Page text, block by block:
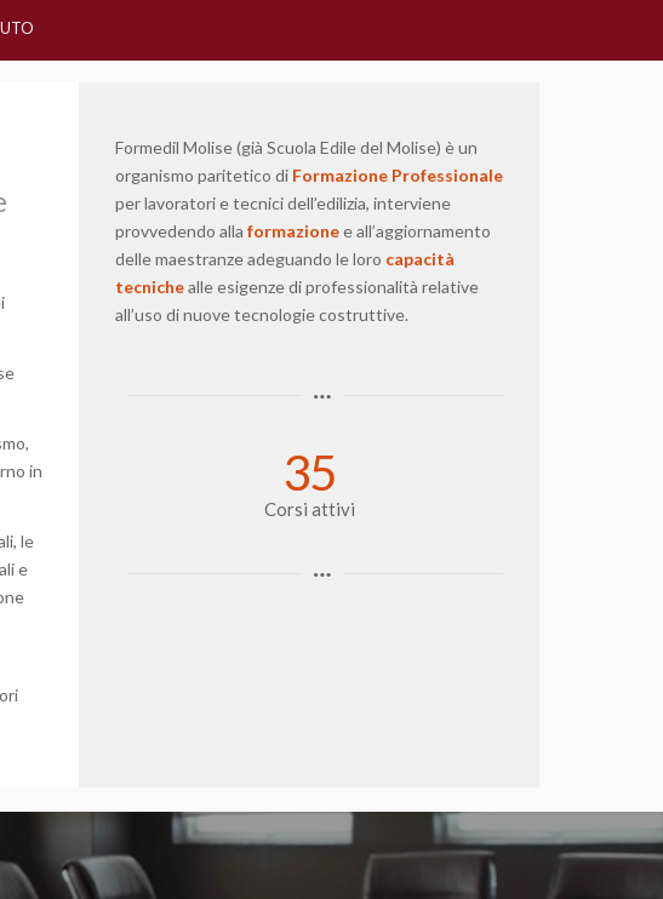
in
le
e
Formedil Molise (già Scuola Edile del Molise) è un
organismo paritetico di Formazione Professionale
per lavoratori e tecnici dell’edilizia, interviene
provvedendo alla formazionee all’aggiornamento
delle maestranze adeguando le loro capacità
tecnichealle esigenze di professionalità relative
all’uso di nuove tecnologie costruttive.
35
Corsi attivi